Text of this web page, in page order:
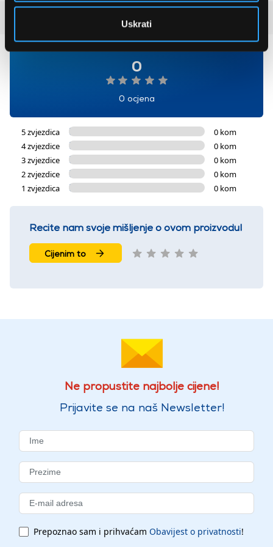
Uskrati
0
0 ocjena
5 zvjezdica
0 kom
4 zvjezdice
0 kom
3 zvjezdice
0 kom
2 zvjezdice
0 kom
1 zvjezdica
0 kom
Recite nam svoje mišljenje o ovom proizvodu!
Cijenim to
Ne propustite najbolje cijene!
Prijavite se na naš Newsletter!
Prepoznao sam i prihvaćam Obavijest o privatnosti!